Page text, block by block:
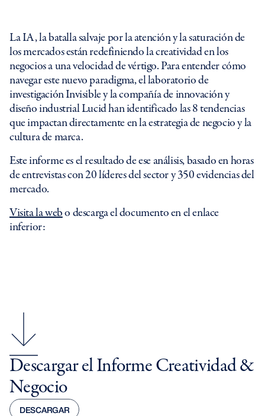
La IA, la batalla salvaje por la atención y la saturación de
los mercados están redefiniendo la creatividad en los
negocios a una velocidad de vértigo. Para entender cómo
navegar este nuevo paradigma, el laboratorio de
investigación Invisible y la compañía de innovación y
diseño industrial Lucid han identificado las 8 tendencias
que impactan directamente en la estrategia de negocio y la
cultura de marca.
Este informe es el resultado de ese análisis, basado en horas
de entrevistas con 20 líderes del sector y 350 evidencias del
mercado.
Visita la webo descarga el documento en el enlace
inferior:
Descargar el Informe Creatividad &
Negocio
DESCARGAR